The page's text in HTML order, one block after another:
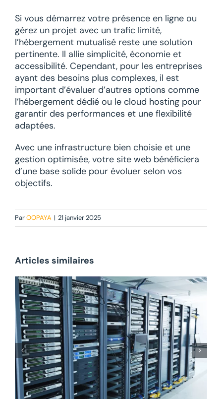
Si vous démarrez votre présence en ligne ou
gérez un projet avec un trafic limité,
l’hébergement mutualisé reste une solution
pertinente. Il allie simplicité, économie et
accessibilité. Cependant, pour les entreprises
ayant des besoins plus complexes, il est
important d’évaluer d’autres options comme
l’hébergement dédié ou le cloud hosting pour
garantir des performances et une flexibilité
adaptées.
Avec une infrastructure bien choisie et une
gestion optimisée, votre site web bénéficiera
d’une base solide pour évoluer selon vos
objectifs.
ParOOPAYA | 21 janvier 2025
Articles similaires
Monitoring
informatique : quelle
est son utilité pour les
entreprises ?